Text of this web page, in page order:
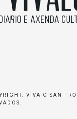
VIVA O SAN